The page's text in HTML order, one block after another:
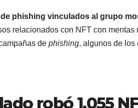
phishing vinculados al grupo
relacionados con NFT con
de phishing, algunos de los
robó 1,055